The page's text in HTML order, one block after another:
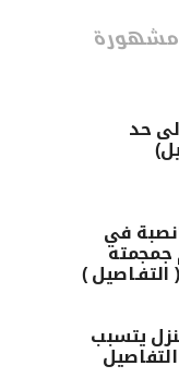
مشهورة
حد
في
)
يتسبب